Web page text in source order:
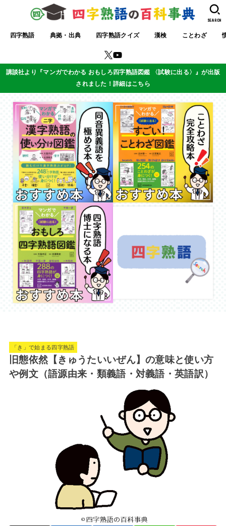
四字熟語 典拠・出典 四字熟語クイズ 漢検 ことわざ
SEARCH
講談社より『マンガでわかる おもしろ四字熟語図鑑 〈試験に出る〉』が出版
されました！詳細はこちら
「き」で始まる四字熟語
旧態依然【きゅうたいいぜん】の意味と使い方
や例文（語源由来・類義語・対義語・英語訳）